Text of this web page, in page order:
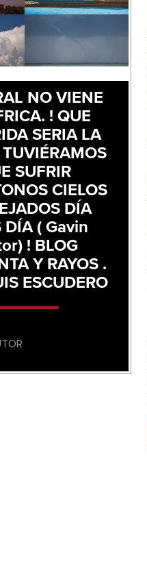
NO VIENE
! QUE
SERIA LA
SUFRIR
CIELOS
DÍA
DÍA ( Gavin
! BLOG
Y RAYOS .
ESCUDERO